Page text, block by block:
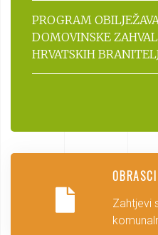
PROGRAM
DOMOVINSKE
HRVATSKIH
OBRASCI
Zahtjevi